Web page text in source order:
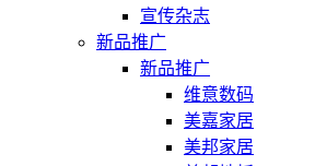
宣传杂志
新品推广
新品推广
维意数码
美嘉家居
美邦家居